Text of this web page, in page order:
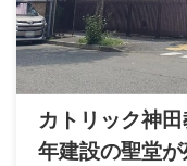
カトリック神
年建設の聖堂